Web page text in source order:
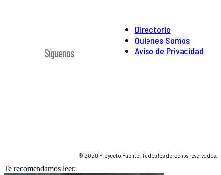
Directorio
Quienes Somos
Aviso de Privacidad
Síguenos
© 2020 Proyecto Puente. Todos los derechos reservados.
Te recomendamos leer: